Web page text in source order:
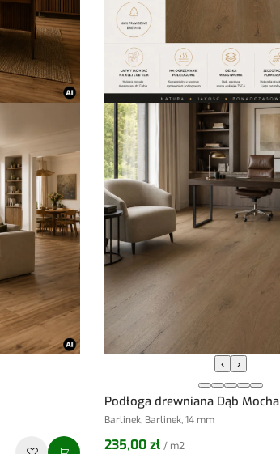
‹ ›
Podłoga drewniana Dąb Mocha
Barlinek, Barlinek, 14 mm
235,00 zł / m2